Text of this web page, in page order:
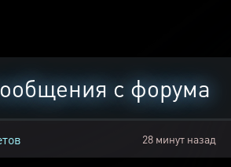
с форума
28 минут назад